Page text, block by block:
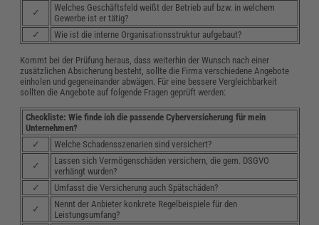
✓
Welches Geschäftsfeld weißt der Betrieb auf bzw. in welchem
Gewerbe ist er tätig?
✓
Wie ist die interne Organisationsstruktur aufgebaut?
Kommt bei der Prüfung heraus, dass weiterhin der Wunsch nach einer
zusätzlichen Absicherung besteht, sollte die Firma verschiedene Angebote
einholen und gegeneinander abwägen. Für eine bessere Vergleichbarkeit
sollten die Angebote auf folgende Fragen geprüft werden:
Checkliste: Wie finde ich die passende Cyberversicherung für mein
Unternehmen?
✓
Welche Schadensszenarien sind versichert?
✓
Lassen sich Vermögenschäden versichern, die gem. DSGVO
verhängt wurden?
✓
Umfasst die Versicherung auch Spätschäden?
✓
Nennt der Anbieter konkrete Regelbeispiele für den
Leistungsumfang?